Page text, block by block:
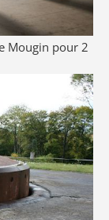
Mougin pour 2